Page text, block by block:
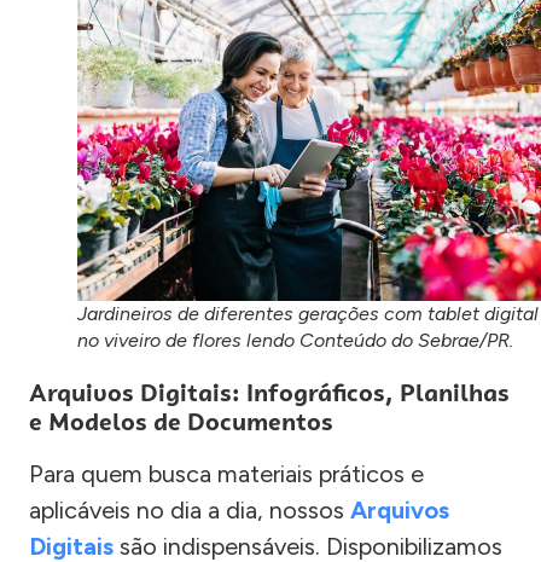
Jardineiros de diferentes gerações com tablet digital
no viveiro de flores lendo Conteúdo do Sebrae/PR.
Arquivos Digitais: Infográficos, Planilhas
e Modelos de Documentos
Para quem busca materiais práticos e
aplicáveis no dia a dia, nossos Arquivos
Digitais são indispensáveis. Disponibilizamos